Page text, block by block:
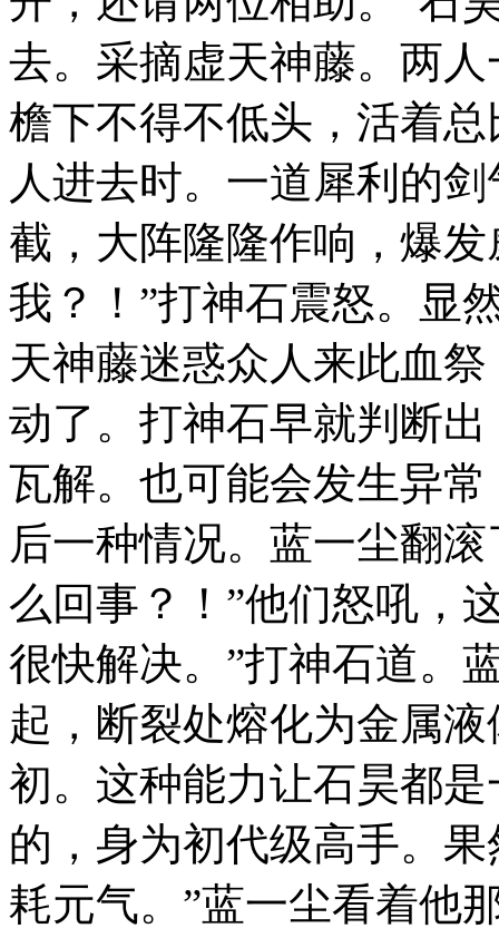
去。采摘虚天神藤。两
檐下不得不低头，活着
人进去时。一道犀利的
截，大阵隆隆作响，爆
我？！”打神石震怒。显
天神藤迷惑众人来此血
动了。打神石早就判断
瓦解。也可能会发生异
后一种情况。蓝一尘翻
么回事？！”他们怒吼，
很快解决。”打神石道。
起，断裂处熔化为金属
初。这种能力让石昊都
的，身为初代级高手。
耗元气。”蓝一尘看着他